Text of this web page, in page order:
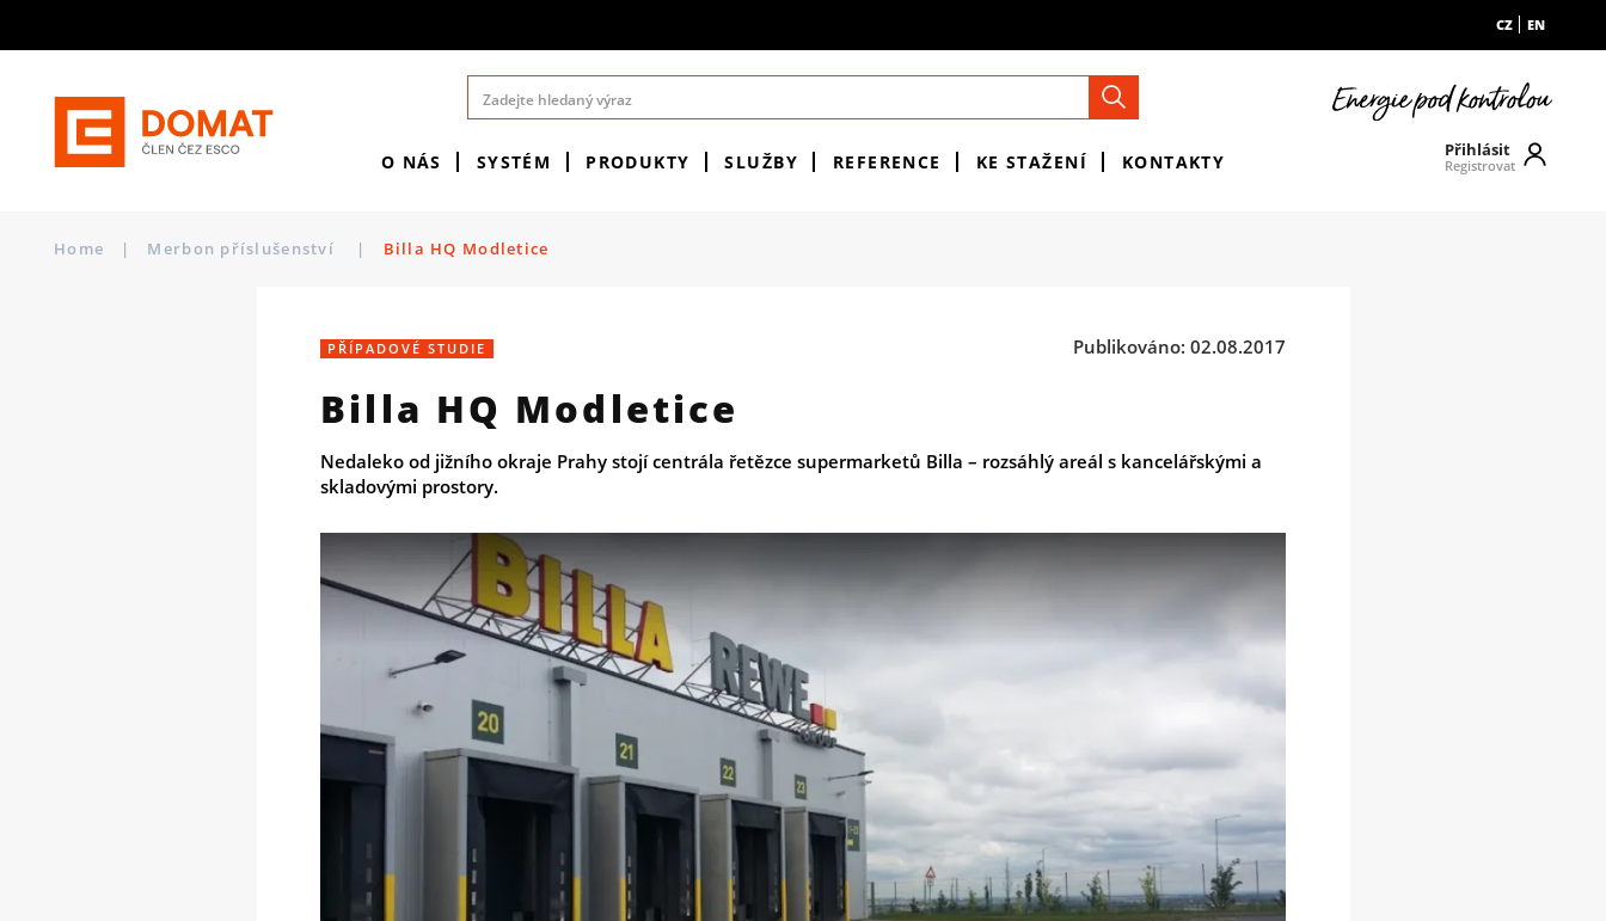
CZ EN
O NÁS SYSTÉM PRODUKTY SLUŽBY REFERENCE KE STAŽENÍ KONTAKTY
Přihlásit
Registrovat
Home | Merbon příslušenství | Billa HQ Modletice
PŘÍPADOVÉ STUDIE Publikováno: 02.08.2017
Billa HQ Modletice
Nedaleko od jižního okraje Prahy stojí centrála řetězce supermarketů Billa – rozsáhlý areál s kancelářskými a
skladovými prostory.